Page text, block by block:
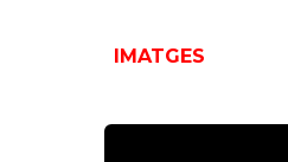
IMATGES